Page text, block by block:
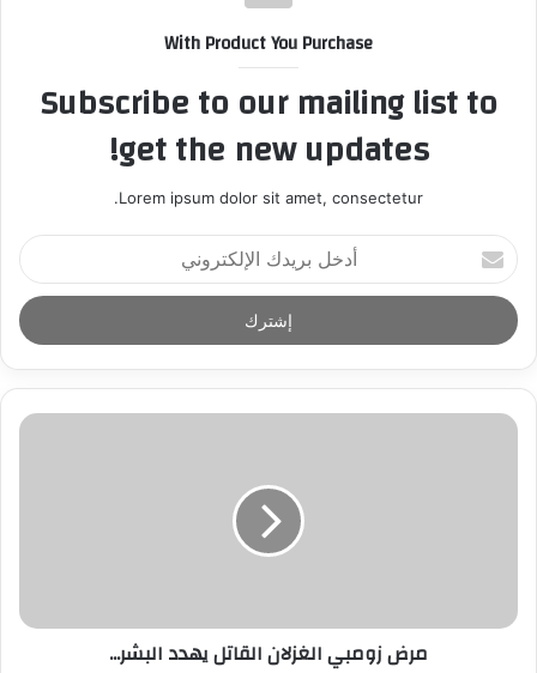
With Product You Purchase
Subscribe to our mailing list to
get the new updates!
Lorem ipsum dolor sit amet, consectetur.
أ
د
خ
ل
ر
د
ر
مرض زومبي الغزلان القاتل يهدد البشر...